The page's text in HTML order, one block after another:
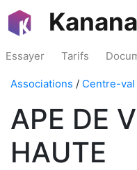
Essayer Tarifs
Associations / Centre-
APE DE
HAUTE